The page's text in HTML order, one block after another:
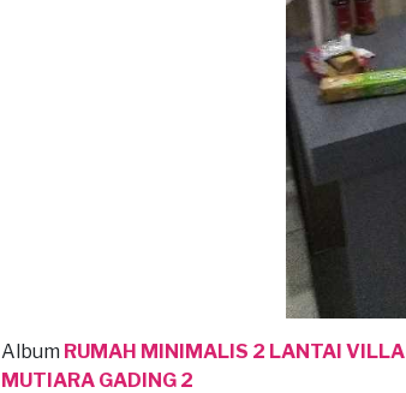
Album RUMAH MINIMALIS 2 LANTAI VILLA
MUTIARA GADING 2